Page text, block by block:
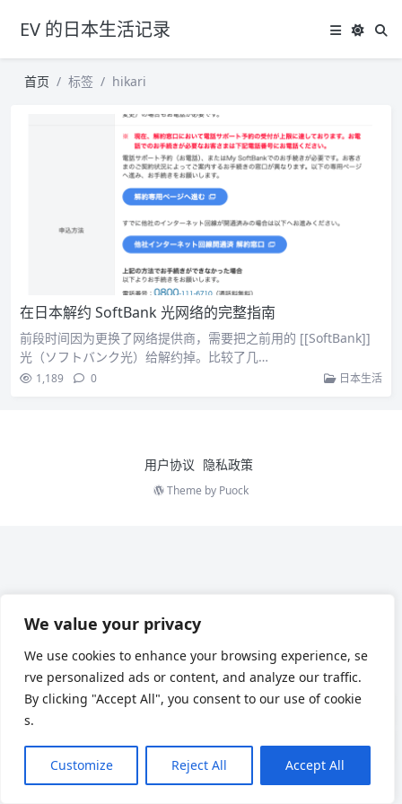
We value your privacy
We use cookies to enhance your browsing experience, se
rve personalized ads or content, and analyze our traffic.
By clicking "Accept All", you consent to our use of cookie
s.
Customize Reject All Accept All
EV 的日本生活记录
首页 标签 hikari
在日本解约 SoftBank 光网络的完整指南
前段时间因为更换了网络提供商，需要把之前用的 [[SoftBank]]
光（ソフトバンク光）给解约掉。比较了几…
1,189 0 日本生活
用户协议 隐私政策
Theme by Puock